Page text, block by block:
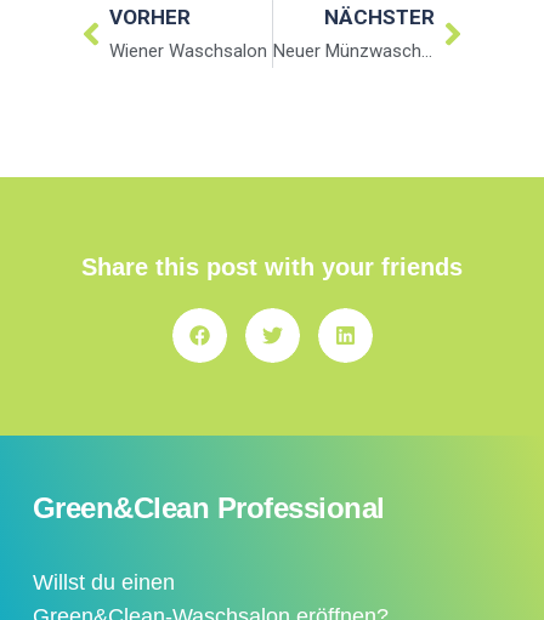
VORHER
Wiener Waschsalon
NÄCHSTER
Neuer Münzwaschsalon in Wien
Share this post with your friends
Green&Clean Professional
Willst du einen